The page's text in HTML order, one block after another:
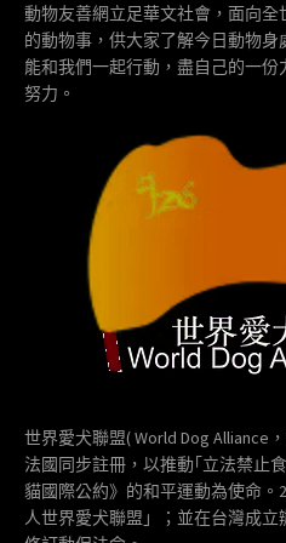
動物友善網立足華文社會，面向
的動物事，供大家了解今日動物
能和我們一起行動，盡自己的一
努力。
世界愛犬聯盟( World Dog Alliance
法國同步註冊，以推動｢立法禁止
貓國際公約》的和平運動為使命。
人世界愛犬聯盟」；並在台灣成